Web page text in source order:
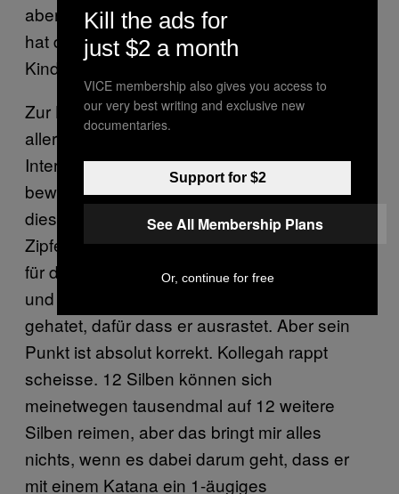
aber mit der finalen Punchline kontert: „Fler
hat das aber erfunden … Nennen wir das
Kind doch beim Namen!“
Zur Hochform liefen die KommentatorInnen
allerdings direkt nach dem epischen
Interview auf, als alles beobachtet und
bewertet wurde. Vor allem sollte man an
dieser Stelle den User „Eulentrainer Dr
Zipfeltitt“ im Auge behalten, der sich eloquent
für den Standpunkt von Fler stark machte
und erklärte: „Hier wird gerade Fler krass
gehatet, dafür dass er ausrastet. Aber sein
Punkt ist absolut korrekt. Kollegah rappt
scheisse. 12 Silben können sich
meinetwegen tausendmal auf 12 weitere
Silben reimen, aber das bringt mir alles
nichts, wenn es dabei darum geht, dass er
mit einem Katana ein 1-äugiges
Kill the ads for
just $2 a month
VICE membership also gives you access to
our very best writing and exclusive new
documentaries.
Support for $2
See All Membership Plans
Or, continue for free